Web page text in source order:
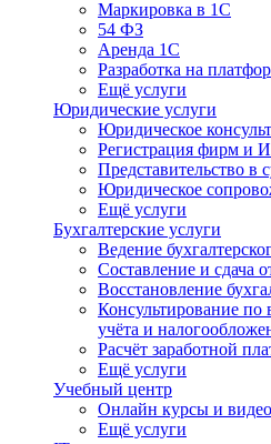
Маркировка в 1С
54 ФЗ
Аренда 1С
Разработка на
Ещё услуги
Юридические услуги
Юридическое
Регистрация фирм и
Представительство в
Юридическое
Ещё услуги
Бухгалтерские услуги
Ведение
Составление и сдача
Восстановление
Консультирование по
учёта и
Расчёт заработной
Ещё услуги
Учебный центр
Онлайн курсы и
Ещё услуги